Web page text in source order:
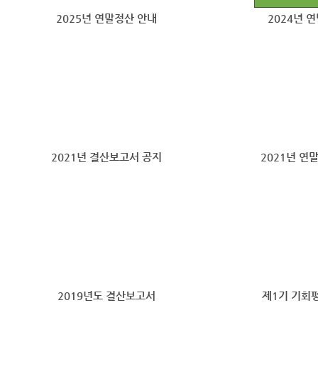
2025년 연말정산 안내 2024년 연
2021년 결산보고서 공지 2021년 연
2019년도 결산보고서 제1기 기회